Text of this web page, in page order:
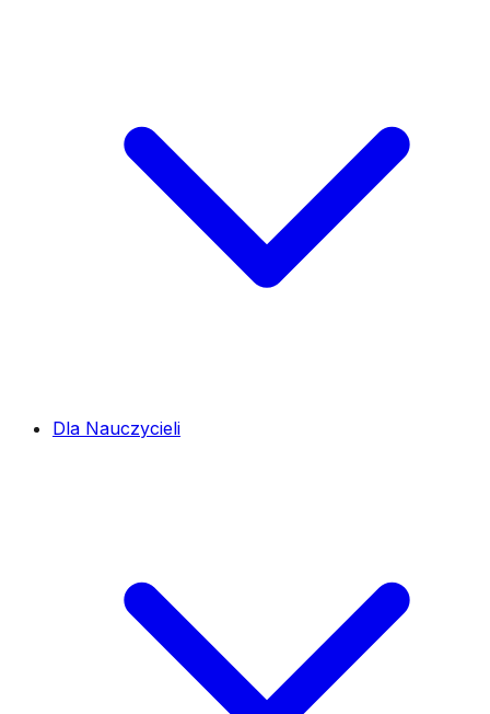
Dla Nauczycieli